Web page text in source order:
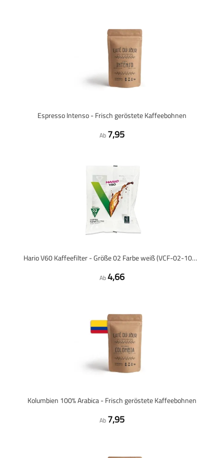
Espresso Intenso - Frisch geröstete Kaffeebohnen
Ab 7,95
Hario V60 Kaffeefilter - Größe 02 Farbe weiß (VCF-02-100W) - 100 Stück
Ab4,66
Kolumbien 100% Arabica - Frisch geröstete Kaffeebohnen
Ab 7,95